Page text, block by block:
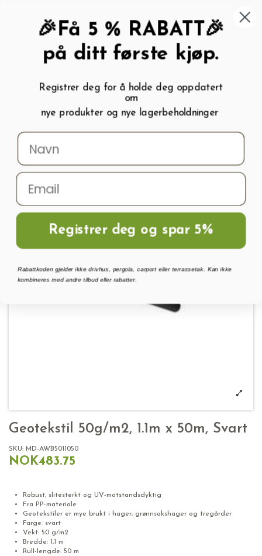
My wishlist ( 0
Menu Søk Logg inn Handlevogn
Hjem
Geotekstil 50g/m2, 1.1m x 50m, Svart
SKU: MD-AWB5011050
NOK483.75
Robust, slitesterkt og UV-motstandsdyktig
Fra PP-materiale
Geotekstiler er mye brukt i hager, grønnsakshager og tregårder
Farge: svart
Vekt: 50 g/m2
Bredde: 1,1 m
Rull-lengde: 50 m
🎉Få 5 % RABATT🎉
på ditt første kjøp.
Registrer deg for å holde deg oppdatert
om
nye produkter og nye lagerbeholdninger
Registrer deg og spar 5%
Rabattkoden gjelder ikke drivhus, pergola, carport eller terrassetak. Kan ikke
kombineres med andre tilbud eller rabatter.